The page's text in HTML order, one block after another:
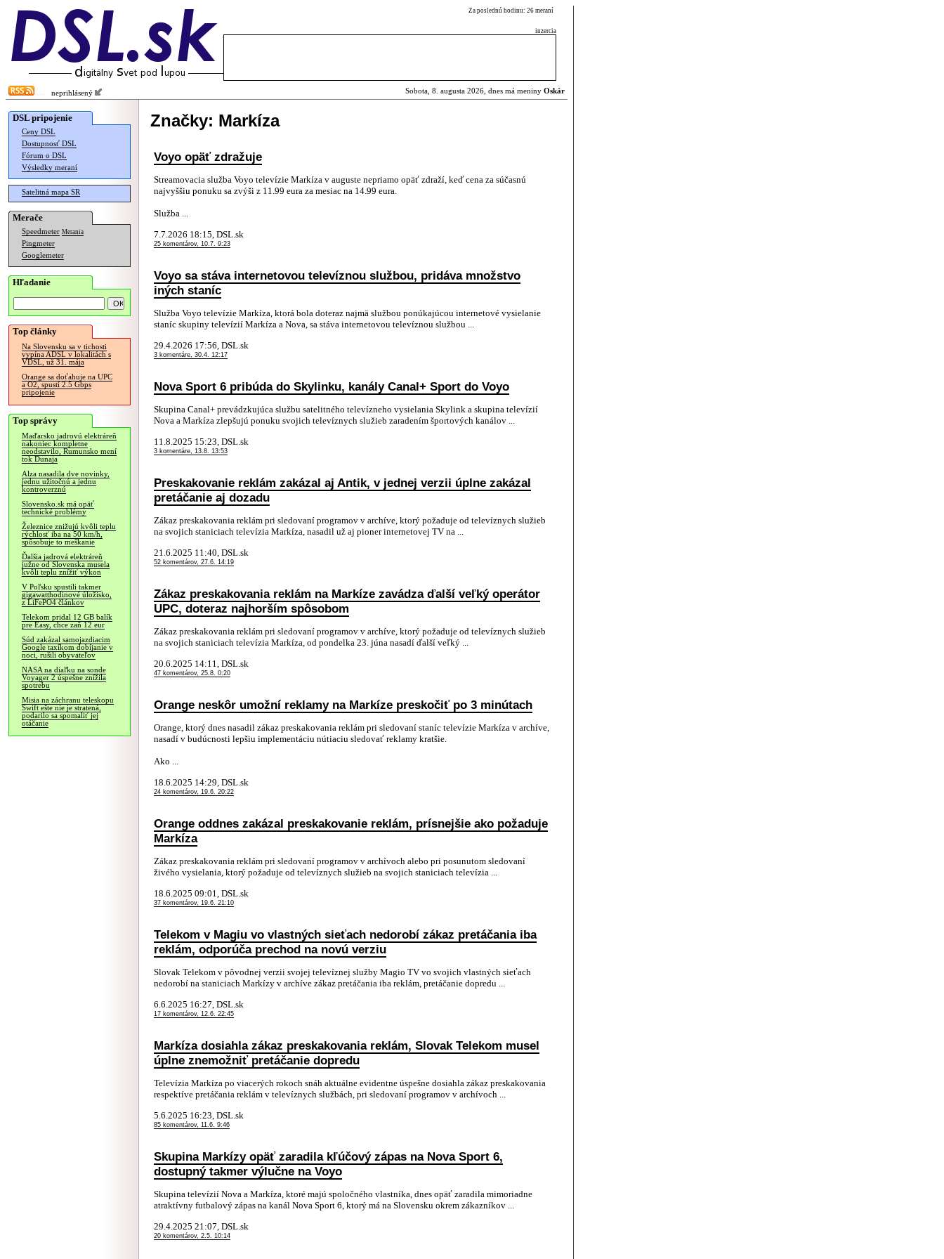
Za poslednú hodinu: 26 meraní
inzercia
neprihlásený Sobota, 8. augusta 2026, dnes má meniny Oskár
DSL pripojenie
Ceny DSL
Dostupnosť DSL
Fórum o DSL
Výsledky meraní
Satelitná mapa SR
Merače
Speedmeter Merania
Pingmeter
Googlemeter
Hľadanie
Top články
Na Slovensku sa v tichosti
vypína ADSL v lokalitách s
VDSL, už 31. mája
Orange sa doťahuje na UPC
a O2, spustí 2.5 Gbps
pripojenie
Top správy
Maďarsko jadrovú elektráreň
nakoniec kompletne
neodstavilo, Rumunsko mení
tok Dunaja
Alza nasadila dve novinky,
jednu užitočnú a jednu
kontroverznú
Slovensko.sk má opäť
technické problémy
Železnice znižujú kvôli teplu
rýchlosť iba na 50 km/h,
spôsobuje to meškanie
Ďalšia jadrová elektráreň
južne od Slovenska musela
kvôli teplu znížiť výkon
V Poľsku spustili takmer
gigawatthodinové úložisko,
z LiFePO4 článkov
Telekom pridal 12 GB balík
pre Easy, chce zaň 12 eur
Súd zakázal samojazdiacim
Google taxíkom dobíjanie v
noci, rušili obyvateľov
NASA na diaľku na sonde
Voyager 2 úspešne znížila
spotrebu
Misia na záchranu teleskopu
Swift ešte nie je stratená,
podarilo sa spomaliť jej
otáčanie
Značky: Markíza
Voyo opäť zdražuje
Streamovacia služba Voyo televízie Markíza v auguste nepriamo opäť zdraží, keď cena za súčasnú
najvyššiu ponuku sa zvýši z 11.99 eura za mesiac na 14.99 eura.
Služba ...
7.7.2026 18:15, DSL.sk
25 komentárov, 10.7. 9:23
Voyo sa stáva internetovou televíznou službou, pridáva množstvo
iných staníc
Služba Voyo televízie Markíza, ktorá bola doteraz najmä službou ponúkajúcou internetové vysielanie
staníc skupiny televízií Markíza a Nova, sa stáva internetovou televíznou službou ...
29.4.2026 17:56, DSL.sk
3 komentáre, 30.4. 12:17
Nova Sport 6 pribúda do Skylinku, kanály Canal+ Sport do Voyo
Skupina Canal+ prevádzkujúca službu satelitného televízneho vysielania Skylink a skupina televízií
Nova a Markíza zlepšujú ponuku svojich televíznych služieb zaradením športových kanálov ...
11.8.2025 15:23, DSL.sk
3 komentáre, 13.8. 13:53
Preskakovanie reklám zakázal aj Antik, v jednej verzii úplne zakázal
pretáčanie aj dozadu
Zákaz preskakovania reklám pri sledovaní programov v archíve, ktorý požaduje od televíznych služieb
na svojich staniciach televízia Markíza, nasadil už aj pioner internetovej TV na ...
21.6.2025 11:40, DSL.sk
52 komentárov, 27.6. 14:19
Zákaz preskakovania reklám na Markíze zavádza ďalší veľký operátor
UPC, doteraz najhorším spôsobom
Zákaz preskakovania reklám pri sledovaní programov v archíve, ktorý požaduje od televíznych služieb
na svojich staniciach televízia Markíza, od pondelka 23. júna nasadí ďalší veľký ...
20.6.2025 14:11, DSL.sk
47 komentárov, 25.8. 0:20
Orange neskôr umožní reklamy na Markíze preskočiť po 3 minútach
Orange, ktorý dnes nasadil zákaz preskakovania reklám pri sledovaní staníc televízie Markíza v archíve,
nasadí v budúcnosti lepšiu implementáciu nútiaciu sledovať reklamy kratšie.
Ako ...
18.6.2025 14:29, DSL.sk
24 komentárov, 19.6. 20:22
Orange oddnes zakázal preskakovanie reklám, prísnejšie ako požaduje
Markíza
Zákaz preskakovania reklám pri sledovaní programov v archívoch alebo pri posunutom sledovaní
živého vysielania, ktorý požaduje od televíznych služieb na svojich staniciach televízia ...
18.6.2025 09:01, DSL.sk
37 komentárov, 19.6. 21:10
Telekom v Magiu vo vlastných sieťach nedorobí zákaz pretáčania iba
reklám, odporúča prechod na novú verziu
Slovak Telekom v pôvodnej verzii svojej televíznej služby Magio TV vo svojich vlastných sieťach
nedorobí na staniciach Markízy v archíve zákaz pretáčania iba reklám, pretáčanie dopredu ...
6.6.2025 16:27, DSL.sk
17 komentárov, 12.6. 22:45
Markíza dosiahla zákaz preskakovania reklám, Slovak Telekom musel
úplne znemožniť pretáčanie dopredu
Televízia Markíza po viacerých rokoch snáh aktuálne evidentne úspešne dosiahla zákaz preskakovania
respektíve pretáčania reklám v televíznych službách, pri sledovaní programov v archívoch ...
5.6.2025 16:23, DSL.sk
85 komentárov, 11.6. 9:46
Skupina Markízy opäť zaradila kľúčový zápas na Nova Sport 6,
dostupný takmer výlučne na Voyo
Skupina televízií Nova a Markíza, ktoré majú spoločného vlastníka, dnes opäť zaradila mimoriadne
atraktívny futbalový zápas na kanál Nova Sport 6, ktorý má na Slovensku okrem zákazníkov ...
29.4.2025 21:07, DSL.sk
20 komentárov, 2.5. 10:14